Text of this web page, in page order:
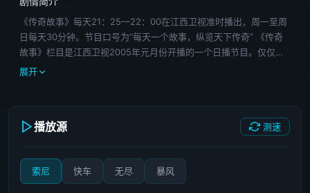
《传奇故事》每天21：25—22：00在江西卫视准时播出，周一至周
日每天30分钟。节目口号为“每天一个故事，纵览天下传奇” 《传奇
故事》栏目是江西卫视2005年元月份开播的一个日播节目。仅仅开
播三个月后，就跻身尼尔森全国卫视晚间收视前50名，六个月后，
金飞对故事的讲解都能做到诙谐幽默，让人看完能够有所思考。
展开
播放源 测速
索尼 快车 无尽 暴风